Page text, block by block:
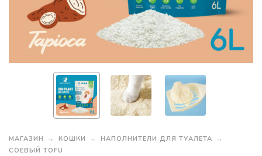
МАГАЗИН КОШКИ
НАПОЛНИТЕЛИ ДЛЯ ТУАЛЕТА
СОЕВЫЙ TOFU